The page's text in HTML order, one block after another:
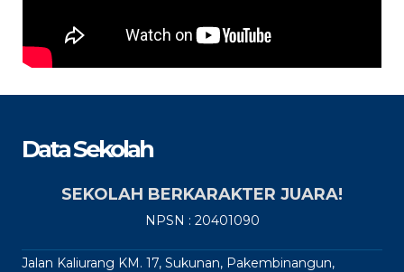
Data Sekolah
SEKOLAH BERKARAKTER JUARA!
NPSN : 20401090
Jalan Kaliurang KM. 17, Sukunan, Pakembinangun,